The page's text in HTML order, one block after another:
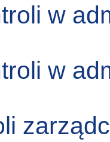
w
w